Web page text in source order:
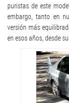
puristas de este
embargo, tanto en
versión más
en esos años, desde